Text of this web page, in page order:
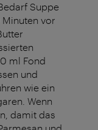
Suppe
vor
ml Fond
und
wie ein
Wenn
damit das